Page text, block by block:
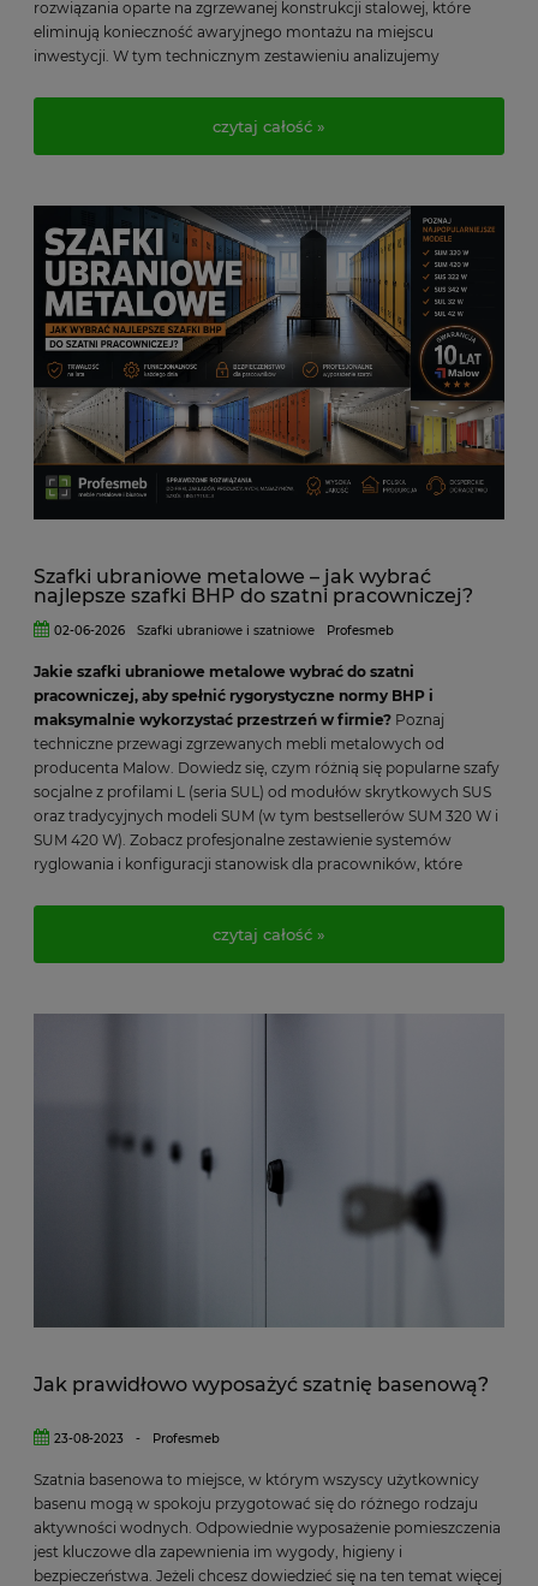
rozwiązania oparte na zgrzewanej konstrukcji stalowej, które
eliminują konieczność awaryjnego montażu na miejscu
inwestycji. W tym technicznym zestawieniu analizujemy
systemami typu „L” (seria SUL), optymalizację obłożenia
stanowisk uczniowskich w konfiguracjach 2, 4, 6 oraz 8-
skrytkowych, a także kryteria doboru systemów ryglowania w
zbuduj nowoczesną, bezobsługową szatnię.
czytaj całość »
Szafki ubraniowe metalowe – jak wybrać
najlepsze szafki BHP do szatni pracowniczej?
02-06-2026 Szafki ubraniowe i szatniowe Profesmeb
Jakie szafki ubraniowe metalowe wybrać do szatni
pracowniczej, aby spełnić rygorystyczne normy BHP i
maksymalnie wykorzystać przestrzeń w firmie? Poznaj
techniczne przewagi zgrzewanych mebli metalowych od
producenta Malow. Dowiedz się, czym różnią się popularne szafy
socjalne z profilami L (seria SUL) od modułów skrytkowych SUS
oraz tradycyjnych modeli SUM (w tym bestsellerów SUM 320 W i
SUM 420 W). Zobacz profesjonalne zestawienie systemów
ryglowania i konfiguracji stanowisk dla pracowników, które
przestrzeń socjalną w Twoim zakładzie produkcyjnym lub biurze.
czytaj całość »
Jak prawidłowo wyposażyć szatnię basenową?
23-08-2023 - Profesmeb
Szatnia basenowa to miejsce, w którym wszyscy użytkownicy
basenu mogą w spokoju przygotować się do różnego rodzaju
aktywności wodnych. Odpowiednie wyposażenie pomieszczenia
jest kluczowe dla zapewnienia im wygody, higieny i
bezpieczeństwa. Jeżeli chcesz dowiedzieć się na ten temat więcej